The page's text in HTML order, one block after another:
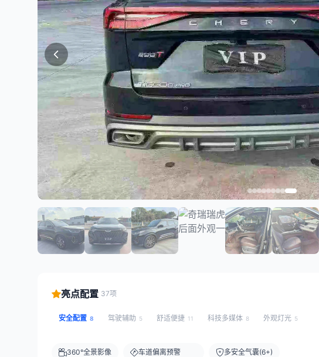
亮点配置 37项
安全配置 8 驾驶辅助 5 舒适便捷 11 科技多媒体 8 外观灯光 5
360°全景影像 车道偏离预警 多安全气囊(6+)